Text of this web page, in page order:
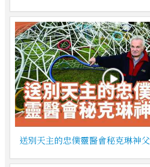
送別天主的忠僕靈醫會秘克琳神父